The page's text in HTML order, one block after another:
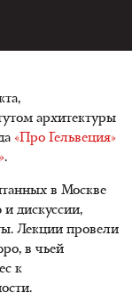
архитектуры
«Про Гельвеция»
.
в Москве
дискуссии,
Лекции провели
в чьей
к